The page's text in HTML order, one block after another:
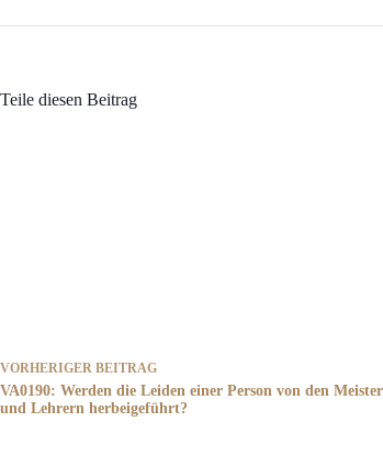
Teile diesen Beitrag
VORHERIGER BEITRAG
VA0190: Werden die Leiden einer Person von den
und Lehrern herbeigeführt?